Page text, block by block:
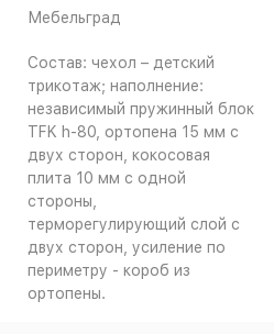
Мебельград
Состав: чехол – детский
трикотаж; наполнение:
независимый пружинный блок
TFK h-80, ортопена 15 мм с
двух сторон, кокосовая
плита 10 мм с одной
стороны,
терморегулирующий слой с
двух сторон, усиление по
периметру - короб из
ортопены.